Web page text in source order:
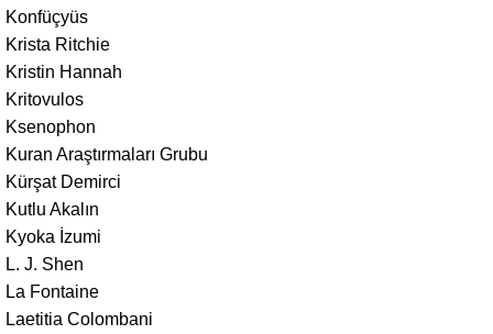
Konfüçyüs
Krista Ritchie
Kristin Hannah
Kritovulos
Ksenophon
Kuran Araştırmaları Grubu
Kürşat Demirci
Kutlu Akalın
Kyoka İzumi
L. J. Shen
La Fontaine
Laetitia Colombani